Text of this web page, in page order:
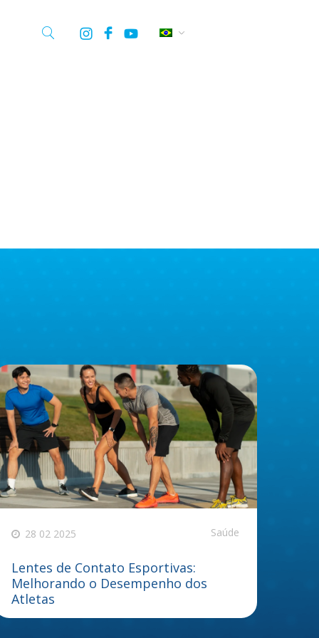
28 02 2025 Saúde
Lentes de Contato Esportivas:
Melhorando o Desempenho dos
Atletas